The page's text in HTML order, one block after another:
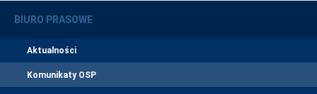
BIURO PRASOWE
Aktualności
Komunikaty OSP